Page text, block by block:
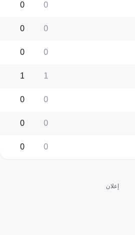
0
0
0
0
0
0
1
1
0
0
0
0
0
0
إعلان